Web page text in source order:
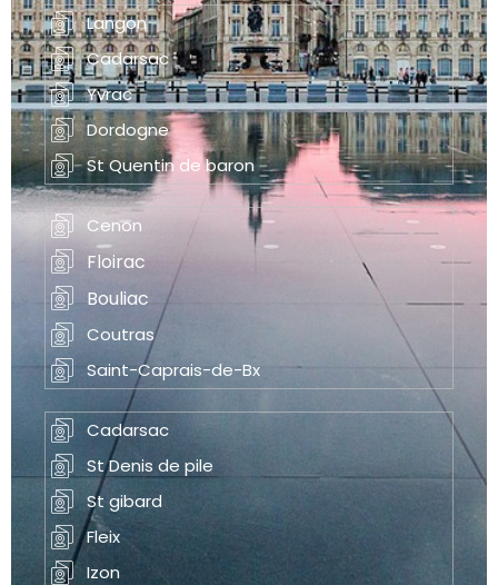
Langon
Cadarsac
Yvrac
Dordogne
St Quentin de baron
Cenon
Floirac
Bouliac
Coutras
Saint-Caprais-de-Bx
Cadarsac
St Denis de pile
St gibard
Fleix
Izon